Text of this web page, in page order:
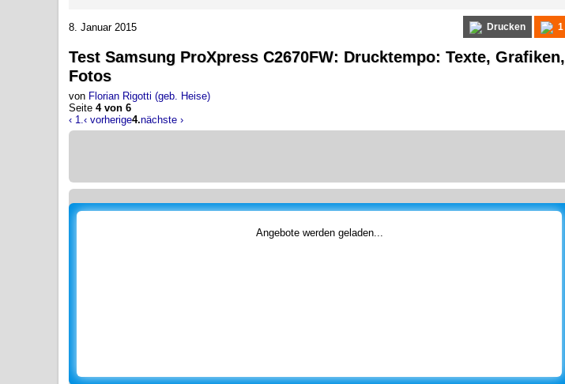
8. Januar 2015 Drucken 1
Test Samsung ProXpress C2670FW: Drucktempo: Texte, Grafiken,
Fotos
von Florian Rigotti (geb. Heise)
Seite 4 von 6
‹ 1.‹ vorherige4.nächste ›
Angebote werden geladen...